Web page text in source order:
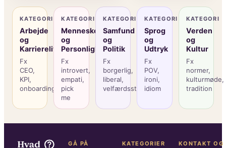
KATEGORI
Arbejde
og
Karriereliv
Fx
CEO,
KPI,
onboarding
KATEGORI
Mennesker
og
Personlighed
Fx
introvert,
empati,
pick
me
KATEGORI
Samfund
og
Politik
Fx
borgerlig,
liberal,
velfærdsstat
KATEGORI
Sprog
og
Udtryk
Fx
POV,
ironi,
idiom
KATEGORI
Verden
og
Kultur
Fx
normer,
kulturmøde,
tradition
GÅ PÅ
KATEGORIER
KONTAKT OG